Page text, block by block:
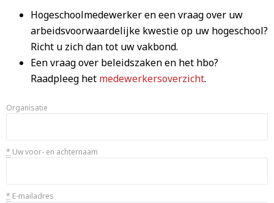
Hogeschoolmedewerker en een vraag over uw
arbeidsvoorwaardelijke kwestie op uw hogeschool?
Richt u zich dan tot uw vakbond.
Een vraag over beleidszaken en het hbo?
Raadpleeg het medewerkersoverzicht.
Organisatie
* Uw voor- en achternaam
* E-mailadres